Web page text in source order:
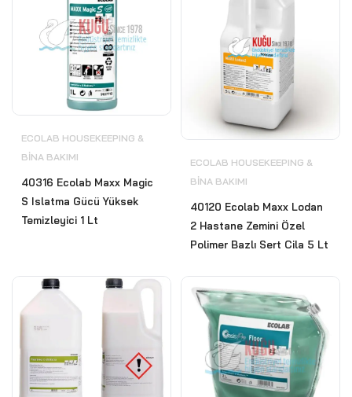
ECOLAB HOUSEKEEPING &
BİNA BAKIMI
40316 Ecolab Maxx Magic
S Islatma Gücü Yüksek
Temizleyici 1 Lt
ECOLAB HOUSEKEEPING &
BİNA BAKIMI
40120 Ecolab Maxx Lodan
2 Hastane Zemini Özel
Polimer Bazlı Sert Cila 5 Lt